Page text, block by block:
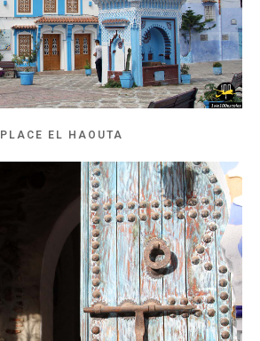
PLACE EL HAOUTA